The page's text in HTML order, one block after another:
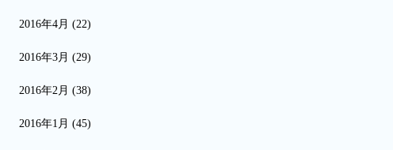
2016年4月 (22)
2016年3月 (29)
2016年2月 (38)
2016年1月 (45)